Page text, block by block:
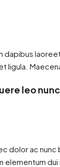
dapibus
ligula.
leo
dolor ac nunc
elementum